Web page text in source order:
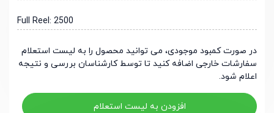
Full Reel: 2500
در صورت کمبود موجودی، می توانید محصول را به لیست استعلام
سفارشات خارجی اضافه کنید تا توسط کارشناسان بررسی و نتیجه
اعلام شود.
افزودن به لیست استعلام